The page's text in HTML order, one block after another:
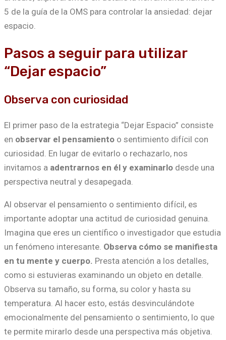
5 de la guía de la OMS para controlar la ansiedad: dejar
espacio.
Pasos a seguir para utilizar
“Dejar espacio”
Observa con curiosidad
El primer paso de la estrategia “Dejar Espacio” consiste
en observar el pensamiento o sentimiento difícil con
curiosidad. En lugar de evitarlo o rechazarlo, nos
invitamos a adentrarnos en él y examinarlo desde una
perspectiva neutral y desapegada.
Al observar el pensamiento o sentimiento difícil, es
importante adoptar una actitud de curiosidad genuina.
Imagina que eres un científico o investigador que estudia
un fenómeno interesante. Observa cómo se manifiesta
en tu mente y cuerpo. Presta atención a los detalles,
como si estuvieras examinando un objeto en detalle.
Observa su tamaño, su forma, su color y hasta su
temperatura. Al hacer esto, estás desvinculándote
emocionalmente del pensamiento o sentimiento, lo que
te permite mirarlo desde una perspectiva más objetiva.